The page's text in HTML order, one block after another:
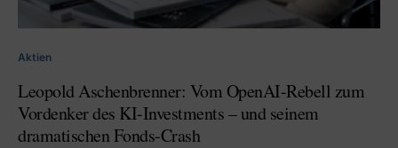
Aktien
Leopold Aschenbrenner: Vom OpenAI-Rebell zum
Vordenker des KI-Investments – und seinem
dramatischen Fonds-Crash